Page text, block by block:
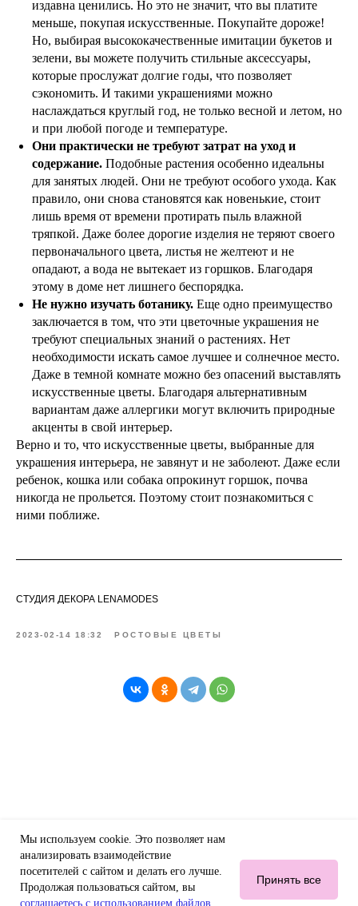
издавна ценились. Но это не значит, что вы платите
меньше, покупая искусственные. Покупайте дороже!
Но, выбирая высококачественные имитации букетов и
зелени, вы можете получить стильные аксессуары,
которые прослужат долгие годы, что позволяет
сэкономить. И такими украшениями можно
наслаждаться круглый год, не только весной и летом, но
и при любой погоде и температуре.
Они практически не требуют затрат на уход и
содержание. Подобные растения особенно идеальны
для занятых людей. Они не требуют особого ухода. Как
правило, они снова становятся как новенькие, стоит
лишь время от времени протирать пыль влажной
тряпкой. Даже более дорогие изделия не теряют своего
первоначального цвета, листья не желтеют и не
опадают, а вода не вытекает из горшков. Благодаря
этому в доме нет лишнего беспорядка.
Не нужно изучать ботанику. Еще одно преимущество
заключается в том, что эти цветочные украшения не
требуют специальных знаний о растениях. Нет
необходимости искать самое лучшее и солнечное место.
Даже в темной комнате можно без опасений выставлять
искусственные цветы. Благодаря альтернативным
вариантам даже аллергики могут включить природные
акценты в свой интерьер.
Верно и то, что искусственные цветы, выбранные для
украшения интерьера, не завянут и не заболеют. Даже если
ребенок, кошка или собака опрокинут горшок, почва
никогда не прольется. Поэтому стоит познакомиться с
ними поближе.
СТУДИЯ ДЕКОРА LENAMODES
2023-02-14 18:32 РОСТОВЫЕ ЦВЕТЫ
Мы используем cookie. Это позволяет нам
анализировать взаимодействие
посетителей с сайтом и делать его лучше.
Продолжая пользоваться сайтом, вы
соглашаетесь с использованием файлов
Принять все